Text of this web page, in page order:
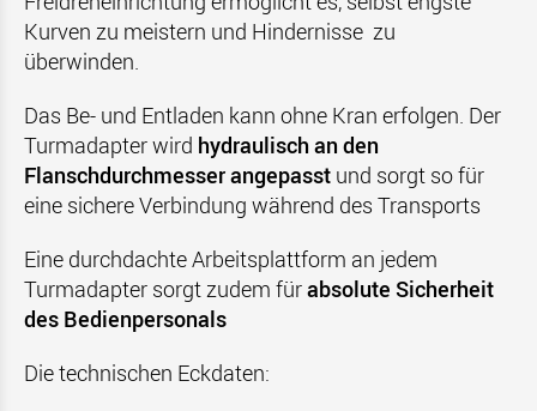
Kurven zu meistern und Hindernisse zu
überwinden.
Das Be- und Entladen kann ohne Kran erfolgen. Der
Turmadapter wird hydraulisch an den
Flanschdurchmesser angepasst und sorgt so für
eine sichere Verbindung während des Transports
Eine durchdachte Arbeitsplattform an jedem
Turmadapter sorgt zudem fürabsolute Sicherheit
des Bedienpersonals
Die technischen Eckdaten: